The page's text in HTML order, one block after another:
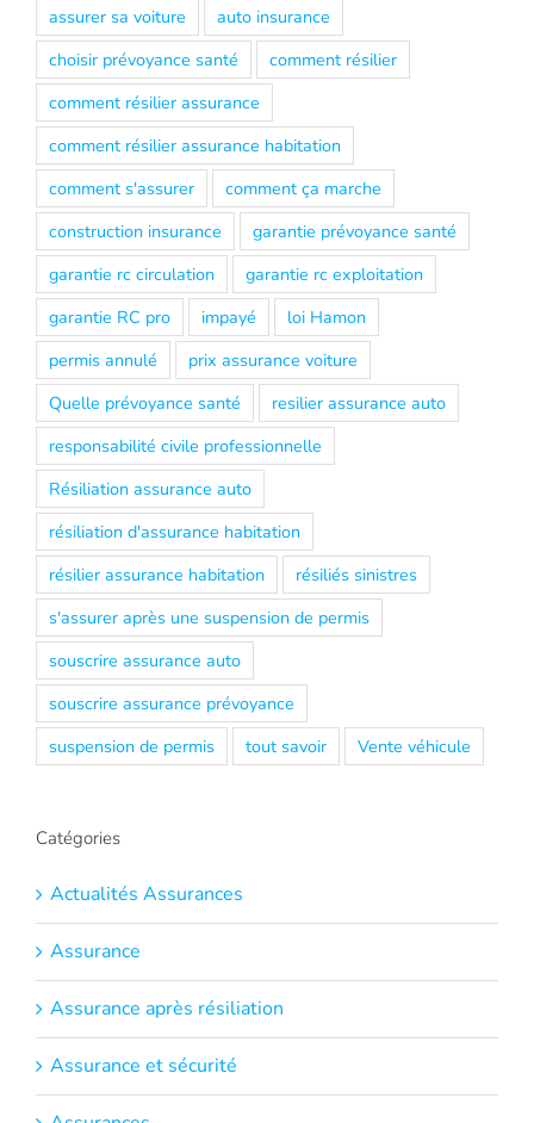
assurer sa voiture
auto insurance
choisir prévoyance santé
comment résilier
comment résilier assurance
comment résilier assurance habitation
comment s'assurer
comment ça marche
construction insurance
garantie prévoyance santé
garantie rc circulation
garantie rc exploitation
garantie RC pro
impayé
loi Hamon
permis annulé
prix assurance voiture
Quelle prévoyance santé
resilier assurance auto
responsabilité civile professionnelle
Résiliation assurance auto
résiliation d'assurance habitation
résilier assurance habitation
résiliés sinistres
s'assurer après une suspension de permis
souscrire assurance auto
souscrire assurance prévoyance
suspension de permis
tout savoir Vente véhicule
Catégories
Actualités Assurances
Assurance
Assurance après résiliation
Assurance et sécurité